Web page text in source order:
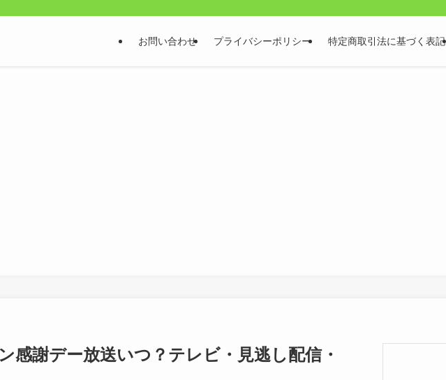
お問い合わせ プライバシーポリシー 特定商取引法に基づく表記
感謝デー放送いつ？テレビ・見逃し配信・